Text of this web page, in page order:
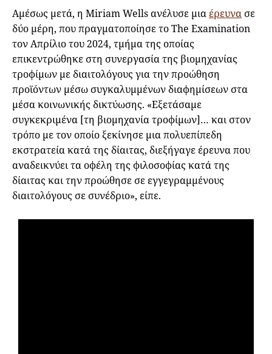
Αμέσως μετά, η Miriam Wells ανέλυσε μια έρευνα σε
δύο μέρη, που πραγματοποίησε το The Examination
τον Απρίλιο του 2024, τμήμα της οποίας
επικεντρώθηκε στη συνεργασία της βιομηχανίας
τροφίμων με διαιτολόγους για την προώθηση
προϊόντων μέσω συγκαλυμμένων διαφημίσεων στα
μέσα κοινωνικής δικτύωσης. «Εξετάσαμε
συγκεκριμένα [τη βιομηχανία τροφίμων]… και στον
τρόπο με τον οποίο ξεκίνησε μια πολυεπίπεδη
εκστρατεία κατά της δίαιτας, διεξήγαγε έρευνα που
αναδεικνύει τα οφέλη της φιλοσοφίας κατά της
δίαιτας και την προώθησε σε εγγεγραμμένους
διαιτολόγους σε συνέδριο», είπε.